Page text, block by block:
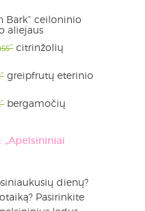
Bark“ ceiloninio
aliejaus
citrinžolių
greipfrutų eterinio
bergamočių
dienų?
Pasirinkite